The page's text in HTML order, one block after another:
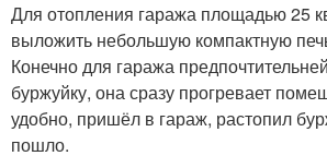
Для отопления гаража площадью 25
выложить небольшую компактную
Конечно для гаража
буржуйку, она сразу прогревает
удобно, пришёл в гараж, растопил
пошло.